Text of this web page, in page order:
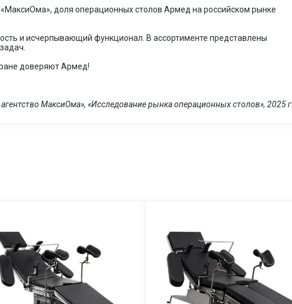
доля операционных столов Армед на российском рынке
и исчерпывающий функционал. В ассортименте представлены
доверяют Армед!
МаксиОма», «Исследование рынка операционных столов», 2025 г.